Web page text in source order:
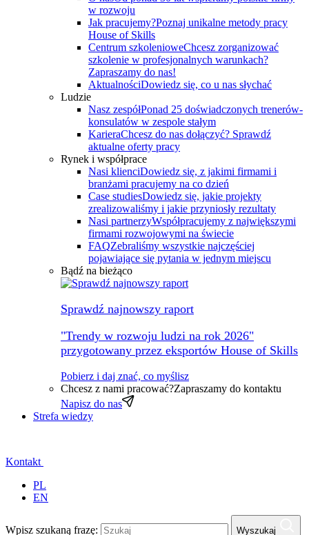
w rozwoju
Jak pracujemy?Poznaj unikalne metody pracy
House of Skills
Centrum szkolenioweChcesz zorganizować
szkolenie w profesjonalnych warunkach?
Zapraszamy do nas!
AktualnościDowiedz się, co u nas słychać
Ludzie
Nasz zespółPonad 25 doświadczonych trenerów-
konsulatów w zespole stałym
KarieraChcesz do nas dołączyć? Sprawdź
aktualne oferty pracy
Rynek i współprace
Nasi klienciDowiedz się, z jakimi firmami i
branżami pracujemy na co dzień
Case studiesDowiedz się, jakie projekty
zrealizowaliśmy i jakie przyniosły rezultaty
Nasi partnerzyWspółpracujemy z największymi
firmami rozwojowymi na świecie
FAQZebraliśmy wszystkie najczęściej
pojawiające się pytania w jednym miejscu
Bądź na bieżąco
Sprawdź najnowszy raport
"Trendy w rozwoju ludzi na rok 2026"
przygotowany przez eksportów House of Skills
Pobierz i daj znać, co myślisz
Chcesz z nami pracować?Zapraszamy do kontaktu
Napisz do nas
Strefa wiedzy
Kontakt
PL
EN
Wpisz szukaną frazę: Wyszukaj